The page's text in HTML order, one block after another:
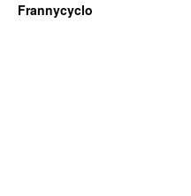
Frannycyclo